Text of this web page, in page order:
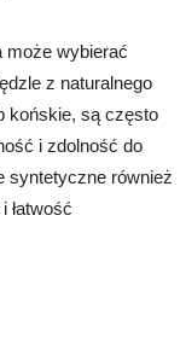
może wybierać
z naturalnego
końskie, są często
i zdolność do
syntetyczne również
łatwość